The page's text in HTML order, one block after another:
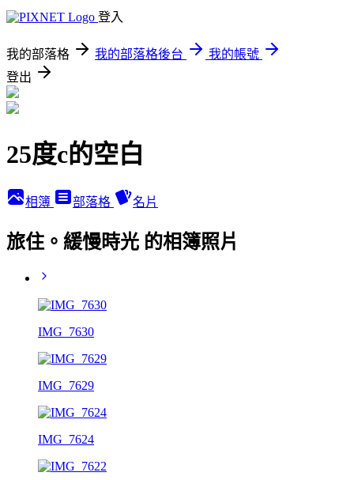
登入
我的部落格 我的部落格後台
我的帳號
登出
25度c的空白
相簿 部落格 名片
旅住。緩慢時光 的相簿照片
IMG_7630
IMG_7629
IMG_7624